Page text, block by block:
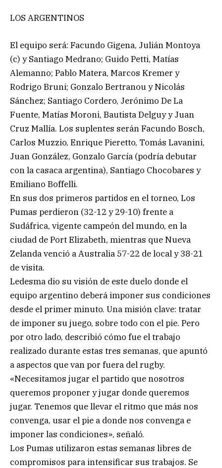
LOS ARGENTINOS
El equipo será: Facundo Gigena, Julián Montoya
(c) y Santiago Medrano; Guido Petti, Matías
Alemanno; Pablo Matera, Marcos Kremer y
Rodrigo Bruni; Gonzalo Bertranou y Nicolás
Sánchez; Santiago Cordero, Jerónimo De La
Fuente, Matías Moroni, Bautista Delguy y Juan
Cruz Mallía. Los suplentes serán Facundo Bosch,
Carlos Muzzio, Enrique Pieretto, Tomás Lavanini,
Juan González, Gonzalo García (podría debutar
con la casaca argentina), Santiago Chocobares y
Emiliano Boffelli.
En sus dos primeros partidos en el torneo, Los
Pumas perdieron (32-12 y 29-10) frente a
Sudáfrica, vigente campeón del mundo, en la
ciudad de Port Elizabeth, mientras que Nueva
Zelanda venció a Australia 57-22 de local y 38-21
de visita.
Ledesma dio su visión de este duelo donde el
equipo argentino deberá imponer sus condiciones
desde el primer minuto. Una misión clave: tratar
de imponer su juego, sobre todo con el pie. Pero
por otro lado, describió cómo fue el trabajo
realizado durante estas tres semanas, que apuntó
a aspectos que van por fuera del rugby.
«Necesitamos jugar el partido que nosotros
queremos proponer y jugar donde queremos
jugar. Tenemos que llevar el ritmo que más nos
convenga, usar el pie a donde nos convenga e
imponer las condiciones», señaló.
Los Pumas utilizaron estas semanas libres de
compromisos para intensificar sus trabajos. Se